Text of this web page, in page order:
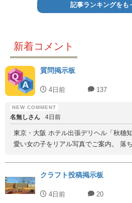
記事ランキングをも
新着コメント
質問掲示板
4日前 137
名無しさん 4日前
東京・大阪 ホテル出張デリヘル「秋穗
愛い女の子をリアル写真でご案内。 落
クラフト投稿掲示板
4日前 20